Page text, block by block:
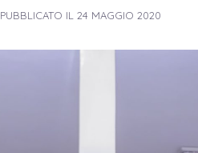
PUBBLICATO IL24 MAGGIO 2020